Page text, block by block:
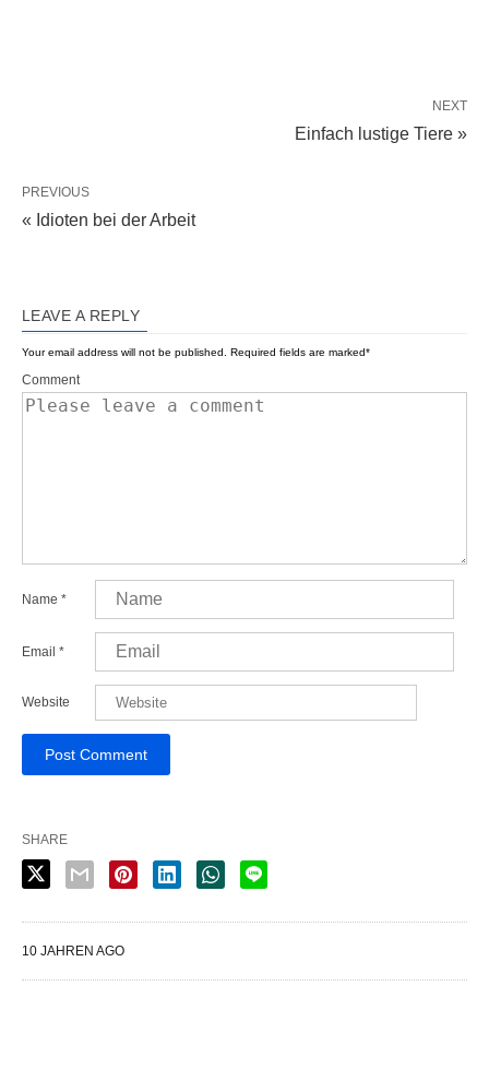
NEXT
Einfach lustige Tiere »
PREVIOUS
« Idioten bei der Arbeit
LEAVE A REPLY
Your email address will not be published. Required fields are marked*
Comment
Name *
Email *
Website
SHARE
10 JAHREN AGO